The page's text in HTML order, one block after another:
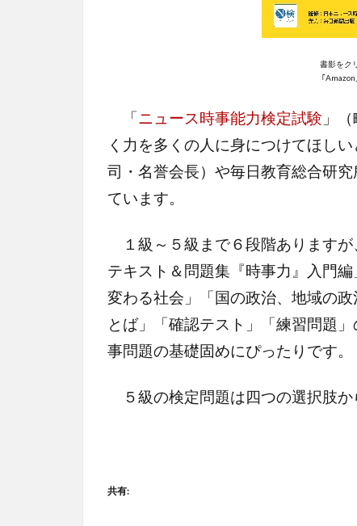
書影をク
｢
「ニュース時事能力検定試験 」
く力を多くの人に身につけてほし
司・名誉会長）や毎日教育総合研
ています。
１級～５級まで６段階あります
テキスト＆問題集『時事力』入門
変わる社会」「国の政治、地域の
とば」「確認テスト」「練習問題
事問題の基礎固めにぴったりです。
５級の検定問題は四つの選択肢か
共有: